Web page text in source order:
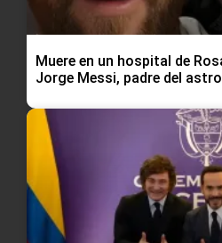
Muere en un hospital de
Jorge Messi, padre del